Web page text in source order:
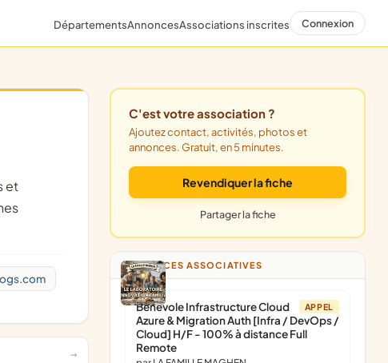
DépartementsAnnoncesAssociations inscrites Connexion
C'est votre association ?
Ajoutez contact, activités, photos et
annonces. Gratuit, en 5 minutes.
Revendiquer la fiche
Partager la fiche
ANNONCES ASSOCIATIVES
APPEL
Bénévole Infrastructure Cloud
Azure & Migration Auth [Infra / DevOps /
Cloud] H/F - 100% à distance Full
Remote